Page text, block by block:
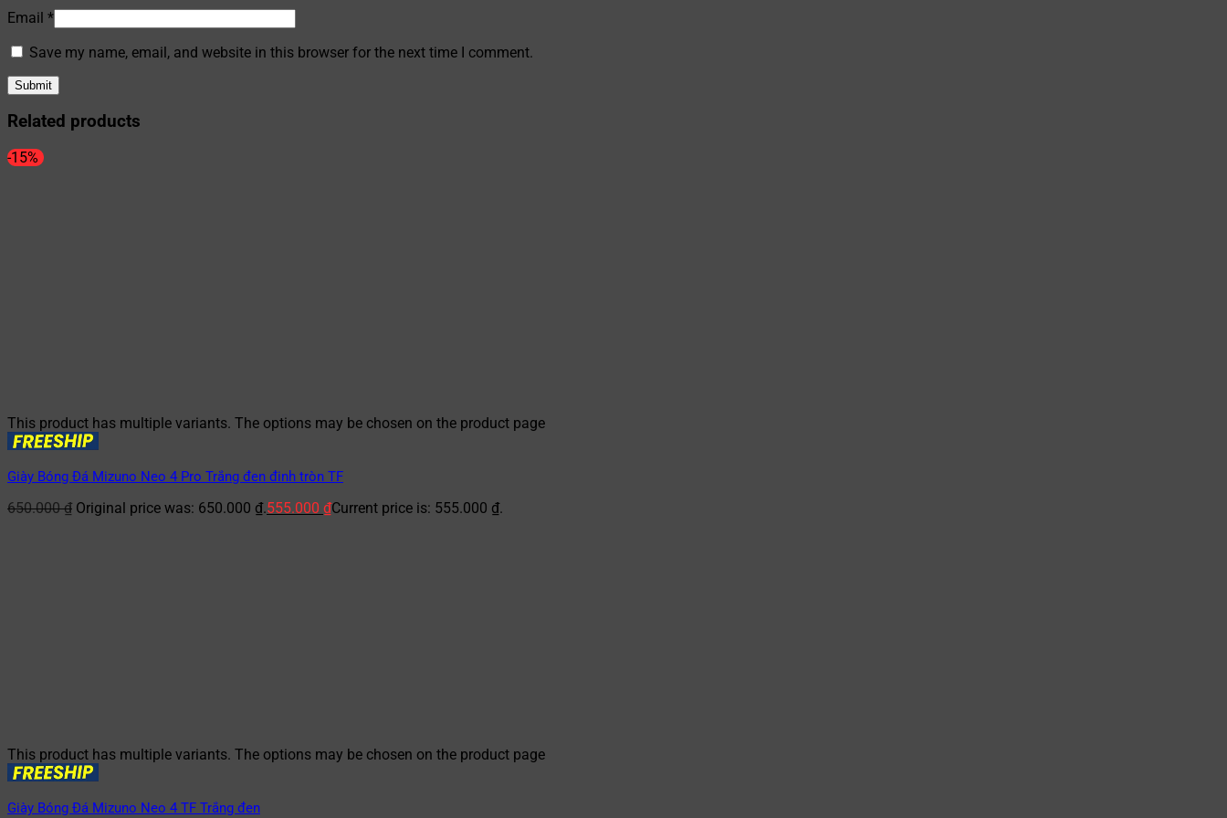
Email *
Save my name, email, and website in this browser for the next time I comment.
Related products
-15%
This product has multiple variants. The options may be chosen on the product page
Giày Bóng Đá Mizuno Neo 4 Pro Trắng đen đinh tròn TF
650.000₫ Original price was: 650.000 ₫.555.000 ₫Current price is: 555.000 ₫.
This product has multiple variants. The options may be chosen on the product page
Giày Bóng Đá Mizuno Neo 4 TF Trắng đen